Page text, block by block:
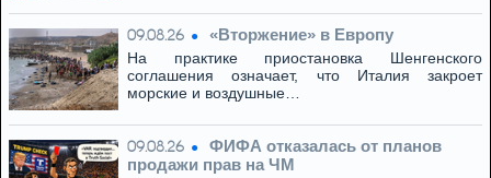
09.08.26 «Вторжение» в Европу
На практике приостановка Шенгенского
соглашения означает, что Италия закроет
морские и воздушные…
09.08.26
ФИФА отказалась от планов
продажи прав на ЧМ